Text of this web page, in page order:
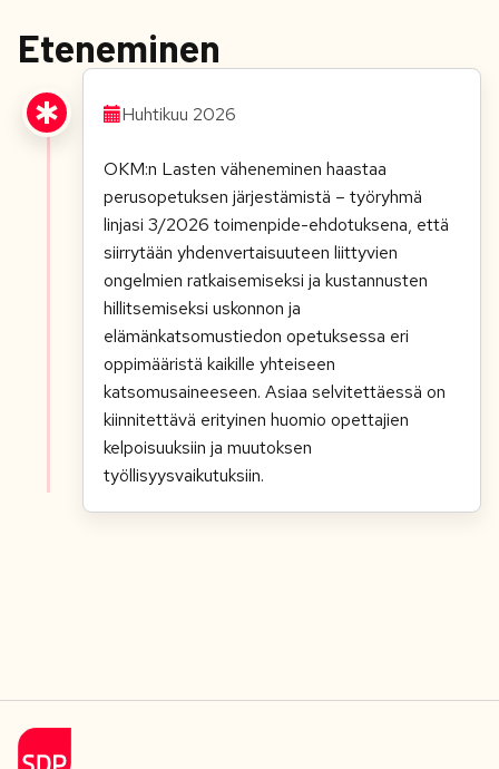
Eteneminen
Huhtikuu 2026
OKM:n Lasten väheneminen haastaa
perusopetuksen järjestämistä – työryhmä
linjasi 3/2026 toimenpide-ehdotuksena, että
siirrytään yhdenvertaisuuteen liittyvien
ongelmien ratkaisemiseksi ja kustannusten
hillitsemiseksi uskonnon ja
elämänkatsomustiedon opetuksessa eri
oppimääristä kaikille yhteiseen
katsomusaineeseen. Asiaa selvitettäessä on
kiinnitettävä erityinen huomio opettajien
kelpoisuuksiin ja muutoksen
työllisyysvaikutuksiin.